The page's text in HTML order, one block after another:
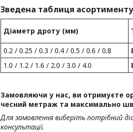
Зведена таблиця
Діаметр дроту (мм)
0.2 / 0.25 / 0.3 / 0.4 / 0.5 / 0.6 / 0.8
1.0 / 1.2 / 1.6 / 2.0 / 3.0 / 4.0
Замовляючи у нас, ви отримуєте
чесний метраж та максимально
Для замовлення виберіть потрібний
консультації.